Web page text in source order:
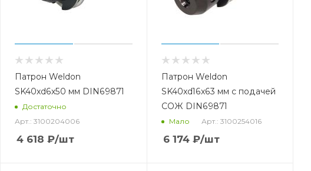
Патрон Weldon
SK40xd6x50 мм DIN69871
Достаточно
Арт.: 3100204006
4 618 ₽/шт
Патрон Weldon
SK40xd16x63 мм с подачей
СОЖ DIN69871
Мало Арт.: 3100254016
6 174₽/шт